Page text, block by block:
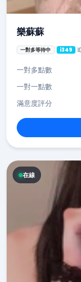
樂蘇蘇
一對多等待中 i349
一對多點數
一對一點數
滿意度評分
在線